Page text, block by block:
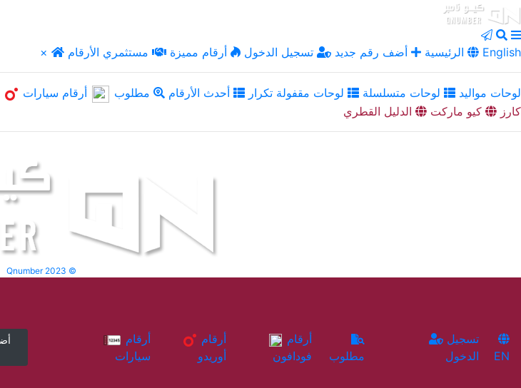
× الرئيسية أضف رقم جديد تسجيل الدخول أرقام مميزة مستثمري الأرقام English
لوحات مواليد لوحات متسلسلة لوحات مقفولة تكرار أحدث الأرقام مطلوب أرقام سيارات
كارز
كيو ماركت الدليل القطري
Qnumber 2023 ©
سيارات
أوريدو
فودافون
مطلوب
الدخول
EN